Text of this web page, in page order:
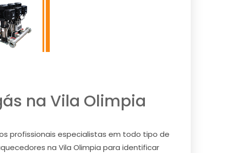
na Vila Olimpia
profissionais especialistas em todo tipo de
na Vila Olimpia para identificar